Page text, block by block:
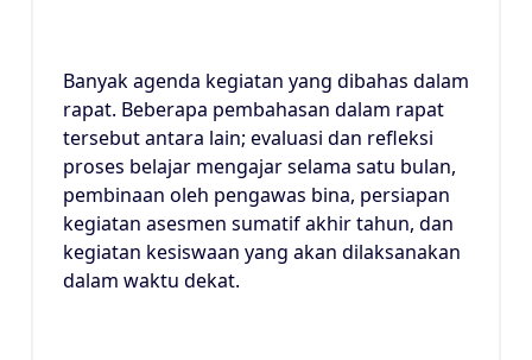
Banyak agenda kegiatan yang dibahas dalam
rapat. Beberapa pembahasan dalam rapat
tersebut antara lain; evaluasi dan refleksi
proses belajar mengajar selama satu bulan,
pembinaan oleh pengawas bina, persiapan
kegiatan asesmen sumatif akhir tahun, dan
kegiatan kesiswaan yang akan dilaksanakan
dalam waktu dekat.